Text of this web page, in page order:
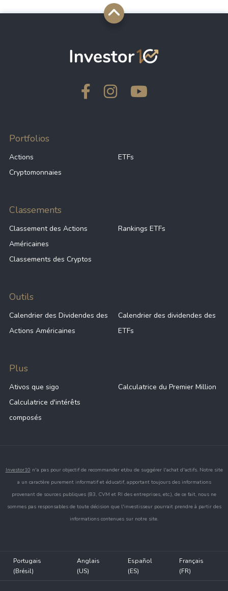
Portfolios
Actions
ETFs
Cryptomonnaies
Classements
Classement des Actions
Américaines
Rankings ETFs
Classements des Cryptos
Outils
Calendrier des Dividendes des
Actions Américaines
Calendrier des dividendes des
ETFs
Plus
Ativos que sigo
Calculatrice du Premier Million
Calculatrice d'intérêts
composés
Investor10 n'a pas pour objectif de recommander et/ou de suggérer l'achat d'actifs. Notre site
a un caractère purement informatif et éducatif, apportant toujours des informations
provenant de sources publiques (B3, CVM et RI des entreprises, etc.), de ce fait, nous ne
sommes pas responsables de toute décision que l'investisseur pourrait prendre à partir des
informations contenues sur notre site.
Portugais
(Brésil)
Anglais
(US)
Español
(ES)
Français
(FR)